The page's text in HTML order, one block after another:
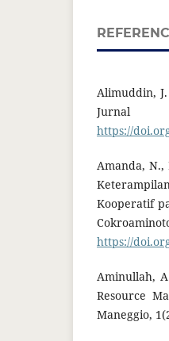
Alimuddin,
Jurnal
https://
Amanda, N.,
Kooperatif
https://
Aminullah,
Resource
Maneggio,